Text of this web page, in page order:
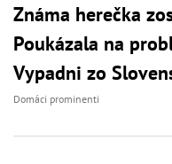
Známa herečka
Poukázala na
Vypadni zo
Domáci prominenti